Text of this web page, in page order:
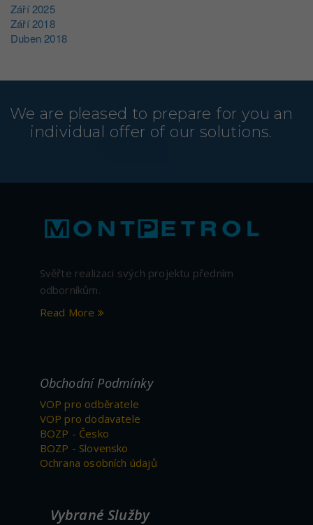
Září 2025
Září 2018
Duben 2018
We are pleased to prepare for you an
individual offer of our solutions.
Svěřte realizaci svých projektu předním
odborníkům.
Read More
Obchodní Podmínky
VOP pro odběratele
VOP pro dodavatele
BOZP - Česko
BOZP - Slovensko
Ochrana osobních údajů
Vybrané Služby